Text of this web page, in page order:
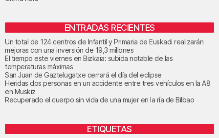
ENTRADAS RECIENTES
Un total de 124 centros de Infantil y Primaria de Euskadi realizarán
mejoras con una inversión de 19,3 millones
El tiempo este viernes en Bizkaia: subida notable de las
temperaturas máximas
San Juan de Gaztelugatxe cerrará el día del eclipse
Heridas dos personas en un accidente entre tres vehículos en la A8
en Muskiz
Recuperado el cuerpo sin vida de una mujer en la ría de Bilbao
ETIQUETAS